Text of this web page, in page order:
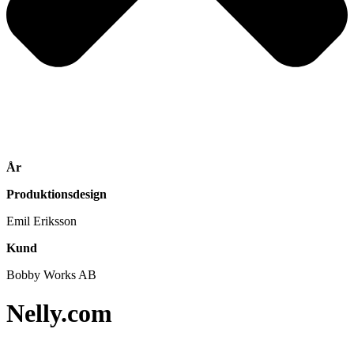
År
Produktionsdesign
Emil Eriksson
Kund
Bobby Works AB
Nelly.com